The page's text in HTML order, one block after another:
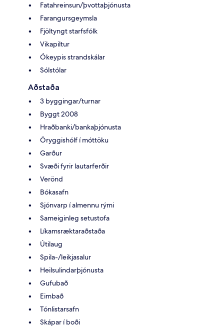
Fatahreinsun/þvottaþjónusta
Farangursgeymsla
Fjöltyngt starfsfólk
Vikapiltur
Ókeypis strandskálar
Sólstólar
Aðstaða
3 byggingar/turnar
Byggt 2008
Hraðbanki/bankaþjónusta
Öryggishólf í móttöku
Garður
Svæði fyrir lautarferðir
Verönd
Bókasafn
Sjónvarp í almennu rými
Sameiginleg setustofa
Líkamsræktaraðstaða
Útilaug
Spila-/leikjasalur
Heilsulindarþjónusta
Gufubað
Eimbað
Tónlistarsafn
Skápar í boði